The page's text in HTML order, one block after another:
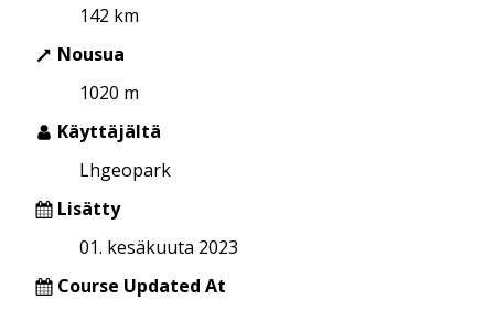
142 km
Nousua
1020 m
Käyttäjältä
Lhgeopark
Lisätty
01. kesäkuuta 2023
Course Updated At